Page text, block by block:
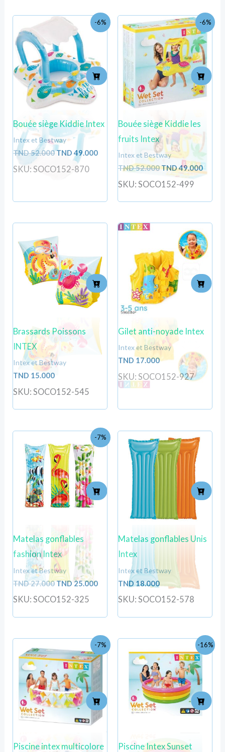
-6%
Bouée siège Kiddie Intex
Intex et Bestway
TND52.000
Le
initial
était :
TND
52.000.
TND49.000
Le
prix
49.000.
SKU: SOCO152-870
-6%
Bouée siège Kiddie les
fruits Intex
Intex et Bestway
TND52.000
Le
prix
initial
était :
TND
52.000.
TND49.000
Le
prix
actuel
est :
TND
SKU: SOCO152-499
Brassards Poissons
INTEX
Intex et Bestway
TND 15.000
SKU: SOCO152-545
Gilet anti-noyade Intex
Intex et Bestway
TND 17.000
SKU: SOCO152-927
-7%
Matelas gonflables
fashion Intex
Intex et Bestway
TND27.000
prix
initial
était :
TND
27.000.
TND 25.000
Le
prix
25.000.
SKU: SOCO152-325
Matelas gonflables Unis
Intex
Intex et Bestway
TND 18.000
SKU: SOCO152-578
-7%
Piscine intex multicolore
prix
initial
était :
TND
196.800.
prix
actuel
est :
TND
183.000.
-16%
Piscine Intex Sunset
prix
initial
était :
TND
107.000.
Le
prix